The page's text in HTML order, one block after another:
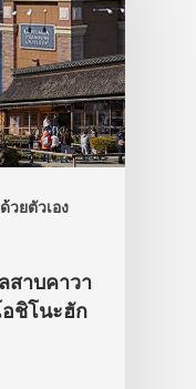
วยตัวเอง
สาบคาวา
ชิโนะฮัก